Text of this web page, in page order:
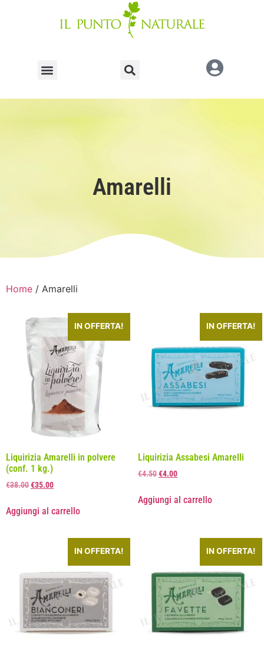
Amarelli
Home / Amarelli
IN OFFERTA!
Liquirizia Amarelli in polvere
(conf. 1 kg.)
€38.00€35.00
Aggiungi al carrello
IN OFFERTA!
Liquirizia Assabesi Amarelli
€4.50€4.00
Aggiungi al carrello
IN OFFERTA! IN OFFERTA!